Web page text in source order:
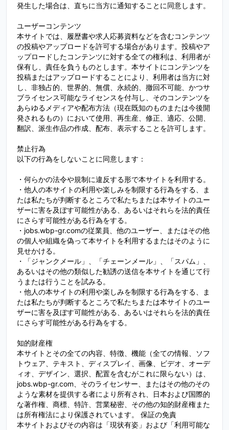
発生した場合は、直ちに当方に通知することに同意します。
ユーザーコンテンツ
本サイトでは、履歴書や求人応募資料などを含むコンテンツ
の投稿やアップロードを許可する場合があります。投稿やア
ップロードしたコンテンツに対する全ての権利は、利用者が
保有し、責任を負うものとします。本サイトにコンテンツを
投稿またはアップロードすることにより、利用者は当方に対
し、非独占的、世界的、無償、永続的、撤回不可能、かつサ
ブライセンス可能なライセンスを付与し、そのコンテンツを
あらゆるメディアや配布方法（現在既知のものまたは今後開
発されるもの）において使用、再生産、修正、適応、公開、
翻訳、派生作品の作成、配布、表示することを許可します。
禁止行為
以下の行為をしないことに同意します：
・何らかの法令や規制に違反する形で本サイトを利用する。
・他人の本サイトの利用や楽しみを制限する行為をする、ま
たは私たちが判断するところで私たちまたは本サイトのユー
ザーに害を及ぼす可能性がある、あるいはそれらを法的責任
にさらす可能性がある行為をする。
・jobs.wbp-gr.comの従業員、他のユーザー、またはその他
の個人や組織を偽って本サイトを利用するまたはそのように
見せかける。
・「ジャンクメール」、「チェーンメール」、「スパム」、
あるいはその他の類似した勧誘の送信を本サイトを通じて行
うまたは行うことを試みる。
・他人の本サイトの利用や楽しみを制限する行為をする、ま
たは私たちが判断するところで私たちまたは本サイトのユー
ザーに害を及ぼす可能性がある、あるいはそれらを法的責任
にさらす可能性がある行為をする。
知的財産権
本サイトとその全ての内容、特徴、機能（全ての情報、ソフ
トウェア、テキスト、ディスプレイ、画像、ビデオ、オーデ
ィオ、デザイン、選択、配置を含むがこれに限らない）は、
jobs.wbp-gr.com、そのライセンサー、またはその他のその
ような素材を提供する者により所有され、日本および国際的
な著作権、商標、特許、営業秘密、その他の知的財産権また
は所有権法により保護されています。 保証の免責
本サイトおよびその内容は「現状有姿」および「利用可能な